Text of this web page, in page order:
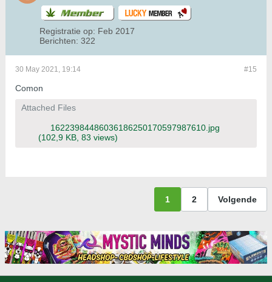
Registratie op: Feb 2017
Berichten: 322
#15
30 May 2021, 19:14
Comon
Attached Files
16223984486036186250170597987610.jpg
(102,9 KB, 83 views)
1 2 Volgende